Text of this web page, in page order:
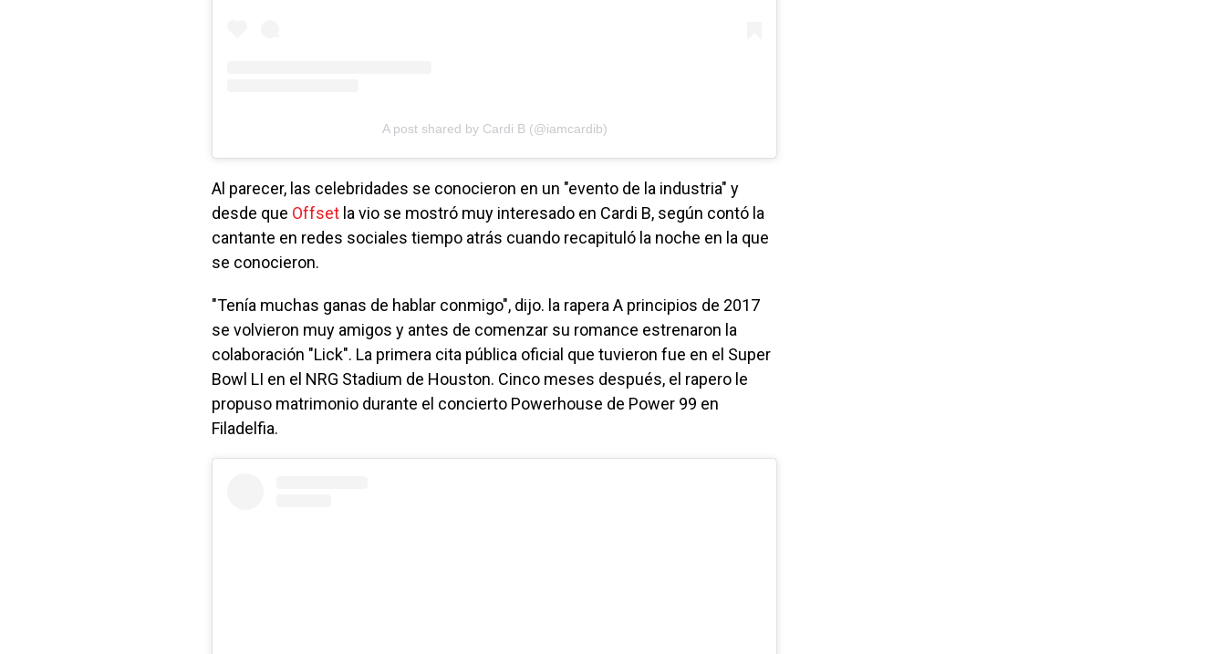
A post shared by Cardi B (@iamcardib)
Al parecer, las celebridades se conocieron en un "evento de la industria" y
desde que Offset la vio se mostró muy interesado en Cardi B, según contó la
cantante en redes sociales tiempo atrás cuando recapituló la noche en la que
se conocieron.
"Tenía muchas ganas de hablar conmigo", dijo. la rapera A principios de 2017
se volvieron muy amigos y antes de comenzar su romance estrenaron la
colaboración "Lick". La primera cita pública oficial que tuvieron fue en el Super
Bowl LI en el NRG Stadium de Houston. Cinco meses después, el rapero le
propuso matrimonio durante el concierto Powerhouse de Power 99 en
Filadelfia.